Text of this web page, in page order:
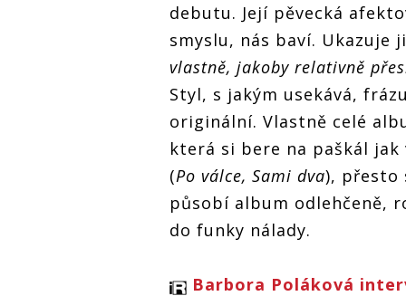
debutu. Její pěvecká
smyslu, nás baví. Ukazuje
vlastně, jakoby relativně
Styl, s jakým usekává,
originální. Vlastně celé
která si bere na paškál jak
(Po válce, Sami dva), přesto
působí album odlehčeně,
do funky nálady.
Barbora Poláková